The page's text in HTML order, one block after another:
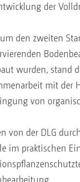
der
den zweiten
wurden, stand
mit der
von
von der DLG
im praktischen